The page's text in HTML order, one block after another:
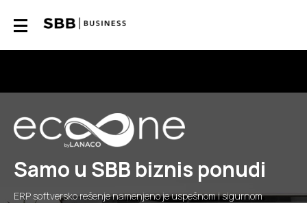
Samo u SBB biznis ponudi
ERP softversko rešenje namenjeno je uspešnom i sigurnom